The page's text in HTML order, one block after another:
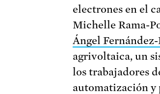
electrones en el
Michelle Rama-
Ángel
agrivoltaica, un
los trabajadores
automatización y